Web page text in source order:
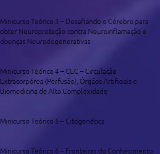
Minicurso Teórico 3 – Desafiando o Cérebro para
obter Neuroproteção contra Neuroinflamação e
doenças Neurodegenerativas
Minicurso Teórico 4 – CEC – Circulação
Extracorpórea (Perfusão), Órgãos Artificiais e
Biomedicina de Alta Complexidade
Minicurso Teórico 5 – Citogenética
Minicurso Teórico 6 – Fronteiras do Conhecimento